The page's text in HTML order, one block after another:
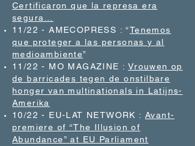
Certificaron que la represa era
segura…
11/22 - AMECOPRESS : “Tenemos
que proteger a las personas y al
medioambiente”
11/22 - MO MAGAZINE : Vrouwen op
de barricades tegen de onstilbare
honger van multinationals in Latijns-
Amerika
10/22 - EU-LAT NETWORK : Avant-
premiere of “The Illusion of
Abundance” at EU Parliament